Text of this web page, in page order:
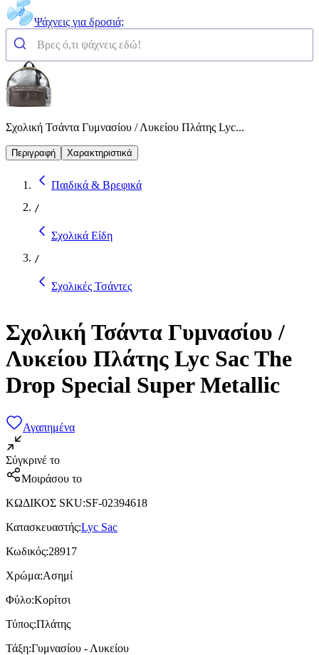
Ψάχνεις για δροσιά;
Σχολική Τσάντα Γυμνασίου / Λυκείου Πλάτης Lyc...
Περιγραφή Χαρακτηριστικά
Παιδικά & Βρεφικά
/
Σχολικά Είδη
/
Σχολικές Τσάντες
Σχολική Τσάντα Γυμνασίου /
Λυκείου Πλάτης Lyc Sac The
Drop Special Super Metallic
Αγαπημένα
Σύγκρινέ το
Μοιράσου το
ΚΩΔΙΚΟΣ SKU:SF-02394618
Κατασκευαστής:Lyc Sac
Κωδικός:28917
Χρώμα:Ασημί
Φύλο:Κορίτσι
Τύπος:Πλάτης
Τάξη:Γυμνασίου - Λυκείου